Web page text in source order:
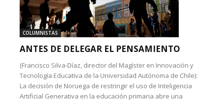
COLUMNISTAS
ANTES DE DELEGAR EL PENSAMIENTO
(Francisco Silva-Díaz, director del Magíster en Innovación y
Tecnología Educativa de la Universidad Autónoma de Chile):
La decisión de Noruega de restringir el uso de Inteligencia
Artificial Generativa en la educación primaria abre una